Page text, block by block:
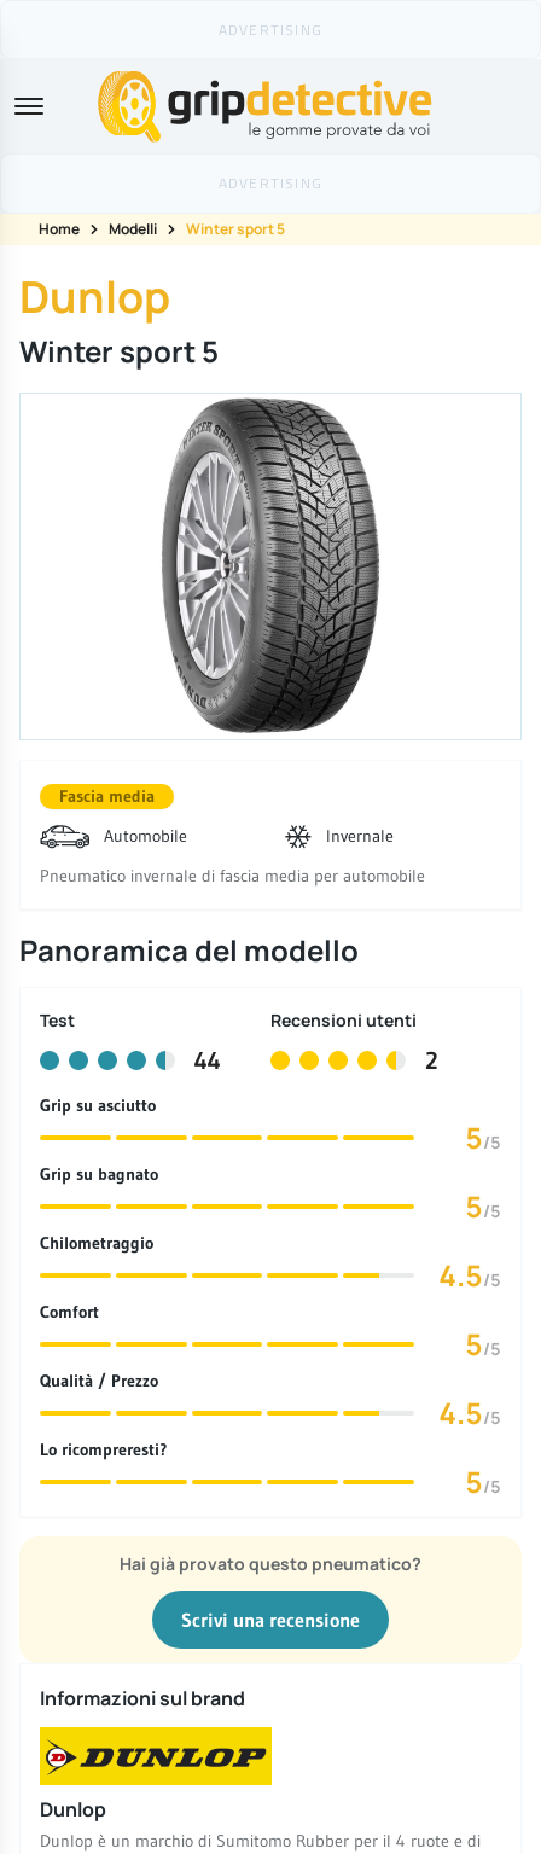
GripDetective
Home Modelli Winter sport 5
Dunlop
Winter sport 5
Fascia media
Automobile
Invernale
Pneumatico invernale di fascia media per automobile
Panoramica del modello
Test
44
Recensioni utenti
2
Grip su asciutto
5/5
Grip su bagnato
5/5
Chilometraggio
4.5/5
Comfort
5/5
Qualità / Prezzo
4.5/5
Lo ricompreresti?
5/5
Hai già provato questo pneumatico?
Scrivi una recensione
Informazioni sul brand
Dunlop
Dunlop è un marchio di Sumitomo Rubber per il 4 ruote e di